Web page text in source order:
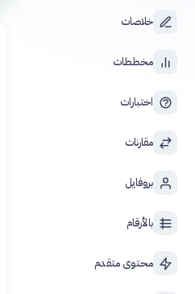
خلاصات
مخططات
اختبارات
مقارنات
بروفايل
بالأرقام
محتوى متقدم